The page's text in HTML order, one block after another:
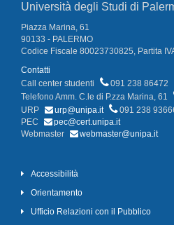
Università degli Studi di
Piazza Marina, 61
90133 - PALERMO
Codice Fiscale 80023730825, Partita
Contatti
Call center studenti
091 238 86472
Telefono Amm. C.le di P.zza Marina, 61
URP
urp@unipa.it
091 238
PEC
pec@cert.unipa.it
Webmaster
webmaster@unipa.it
Accessibilità
Orientamento
Ufficio Relazioni con il Pubblico